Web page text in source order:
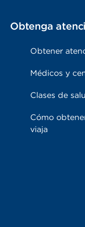
Obtenga
Obtener
Médicos y
Clases de
Cómo
viaja